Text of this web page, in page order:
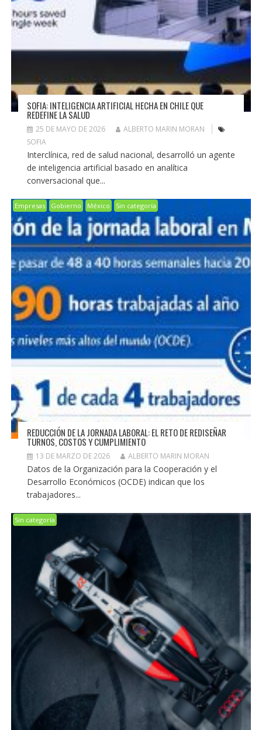
SOFIA: INTELIGENCIA ARTIFICIAL HECHA EN CHILE QUE
REDEFINE LA SALUD
25 DE MAYO DE 2026
ALBERTO MARIN MORAN
SOFIA
Interclínica, red de salud nacional, desarrolló un agente
de inteligencia artificial basado en analítica
conversacional que...
Empresas Gobierno México Sin categoría
REDUCCIÓN DE LA JORNADA LABORAL: EL RETO DE REDISEÑAR
TURNOS, COSTOS Y CUMPLIMIENTO
13 DE MARZO DE 2026 ALBERTO MARIN MORAN
Datos de la Organización para la Cooperación y el
Desarrollo Económicos (OCDE) indican que los
trabajadores...
Sin categoría